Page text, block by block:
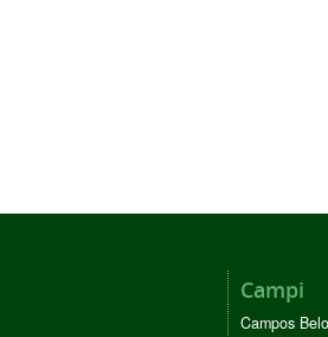
Campi
Campos